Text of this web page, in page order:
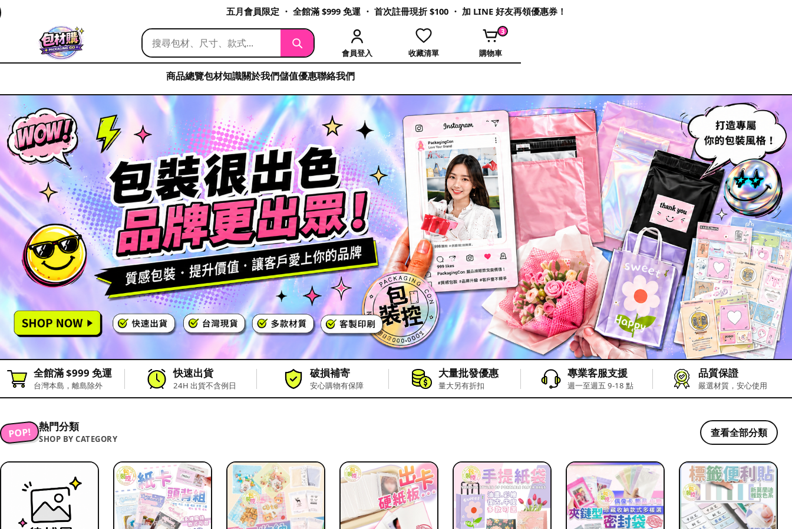
五月會員限定 ・ 全館滿 $999 免運 ・ 首次註冊現折 $100 ・ 加 LINE 好友再領優惠券！
會員登入 收藏清單
3
購物車
商品總覽包材知識關於我們儲值優惠聯絡我們
全館滿 $999 免運
台灣本島，離島除外
快速出貨
24H 出貨不含例日
破損補寄
安心購物有保障
大量批發優惠
量大另有折扣
專業客服支援
週一至週五 9-18 點
品質保證
嚴選材質，安心使用
POP! 熱門分類
SHOP BY CATEGORY
查看全部分類